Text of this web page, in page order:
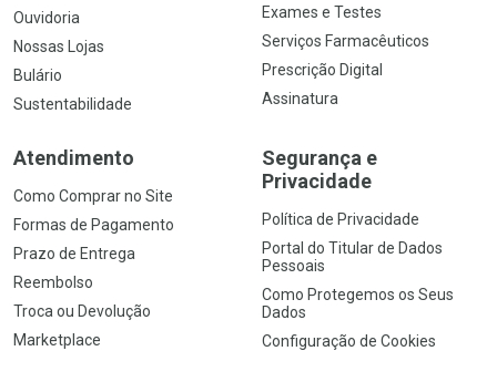
Ouvidoria
Nossas Lojas
Bulário
Sustentabilidade
Exames e Testes
Serviços Farmacêuticos
Prescrição Digital
Assinatura
Atendimento
Como Comprar no Site
Formas de Pagamento
Prazo de Entrega
Reembolso
Troca ou Devolução
Marketplace
Segurança e
Privacidade
Política de Privacidade
Portal do Titular de Dados
Pessoais
Como Protegemos os Seus
Dados
Configuração de Cookies